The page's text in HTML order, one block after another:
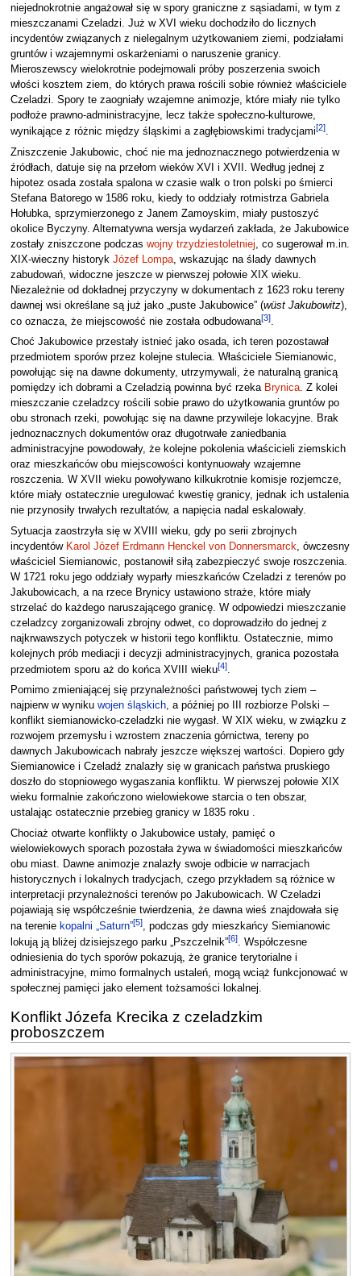
niejednokrotnie angażował się w spory graniczne z sąsiadami, w tym z
mieszczanami Czeladzi. Już w XVI wieku dochodziło do licznych
incydentów związanych z nielegalnym użytkowaniem ziemi, podziałami
gruntów i wzajemnymi oskarżeniami o naruszenie granicy.
Mieroszewscy wielokrotnie podejmowali próby poszerzenia swoich
włości kosztem ziem, do których prawa rościli sobie również właściciele
Czeladzi. Spory te zaogniały wzajemne animozje, które miały nie tylko
podłoże prawno-administracyjne, lecz także społeczno-kulturowe,
wynikające z różnic między śląskimi a zagłębiowskimi tradycjami[2].
Zniszczenie Jakubowic, choć nie ma jednoznacznego potwierdzenia w
źródłach, datuje się na przełom wieków XVI i XVII. Według jednej z
hipotez osada została spalona w czasie walk o tron polski po śmierci
Stefana Batorego w 1586 roku, kiedy to oddziały rotmistrza Gabriela
Hołubka, sprzymierzonego z Janem Zamoyskim, miały pustoszyć
okolice Byczyny. Alternatywna wersja wydarzeń zakłada, że Jakubowice
zostały zniszczone podczas wojny trzydziestoletniej, co sugerował m.in.
XIX-wieczny historyk Józef Lompa, wskazując na ślady dawnych
zabudowań, widoczne jeszcze w pierwszej połowie XIX wieku.
Niezależnie od dokładnej przyczyny w dokumentach z 1623 roku tereny
dawnej wsi określane są już jako „puste Jakubowice” (wüst Jakubowitz),
co oznacza, że miejscowość nie została odbudowana[3].
Choć Jakubowice przestały istnieć jako osada, ich teren pozostawał
przedmiotem sporów przez kolejne stulecia. Właściciele Siemianowic,
powołując się na dawne dokumenty, utrzymywali, że naturalną granicą
pomiędzy ich dobrami a Czeladzią powinna być rzeka Brynica. Z kolei
mieszczanie czeladzcy rościli sobie prawo do użytkowania gruntów po
obu stronach rzeki, powołując się na dawne przywileje lokacyjne. Brak
jednoznacznych dokumentów oraz długotrwałe zaniedbania
administracyjne powodowały, że kolejne pokolenia właścicieli ziemskich
oraz mieszkańców obu miejscowości kontynuowały wzajemne
roszczenia. W XVII wieku powoływano kilkukrotnie komisje rozjemcze,
które miały ostatecznie uregulować kwestię granicy, jednak ich ustalenia
nie przynosiły trwałych rezultatów, a napięcia nadal eskalowały.
Sytuacja zaostrzyła się w XVIII wieku, gdy po serii zbrojnych
incydentów Karol Józef Erdmann Henckel von Donnersmarck , ówczesny
właściciel Siemianowic, postanowił siłą zabezpieczyć swoje roszczenia.
W 1721 roku jego oddziały wyparły mieszkańców Czeladzi z terenów po
Jakubowicach, a na rzece Brynicy ustawiono straże, które miały
strzelać do każdego naruszającego granicę. W odpowiedzi mieszczanie
czeladzcy zorganizowali zbrojny odwet, co doprowadziło do jednej z
najkrwawszych potyczek w historii tego konfliktu. Ostatecznie, mimo
kolejnych prób mediacji i decyzji administracyjnych, granica pozostała
przedmiotem sporu aż do końca XVIII wieku[4].
Pomimo zmieniającej się przynależności państwowej tych ziem –
najpierw w wyniku wojen śląskich, a później po III rozbiorze Polski –
konflikt siemianowicko-czeladzki nie wygasł. W XIX wieku, w związku z
rozwojem przemysłu i wzrostem znaczenia górnictwa, tereny po
dawnych Jakubowicach nabrały jeszcze większej wartości. Dopiero gdy
Siemianowice i Czeladź znalazły się w granicach państwa pruskiego
doszło do stopniowego wygaszania konfliktu. W pierwszej połowie XIX
wieku formalnie zakończono wielowiekowe starcia o ten obszar,
ustalając ostatecznie przebieg granicy w 1835 roku .
Chociaż otwarte konflikty o Jakubowice ustały, pamięć o
wielowiekowych sporach pozostała żywa w świadomości mieszkańców
obu miast. Dawne animozje znalazły swoje odbicie w narracjach
historycznych i lokalnych tradycjach, czego przykładem są różnice w
interpretacji przynależności terenów po Jakubowicach. W Czeladzi
pojawiają się współcześnie twierdzenia, że dawna wieś znajdowała się
na terenie kopalni „Saturn”[5], podczas gdy mieszkańcy Siemianowic
lokują ją bliżej dzisiejszego parku „Pszczelnik”[6]. Współczesne
odniesienia do tych sporów pokazują, że granice terytorialne i
administracyjne, mimo formalnych ustaleń, mogą wciąż funkcjonować w
społecznej pamięci jako element tożsamości lokalnej.
Konflikt Józefa Krecika z czeladzkim
proboszczem